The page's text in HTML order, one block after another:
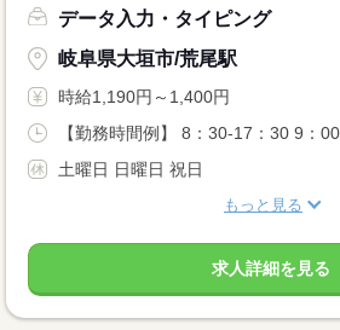
データ入力・タイピング
岐阜県大垣市/荒尾駅
時給1,190円～1,400円
【勤務時間例】 8：30-17：30 9：
土曜日 日曜日 祝日
もっと見る
求人詳細を見る